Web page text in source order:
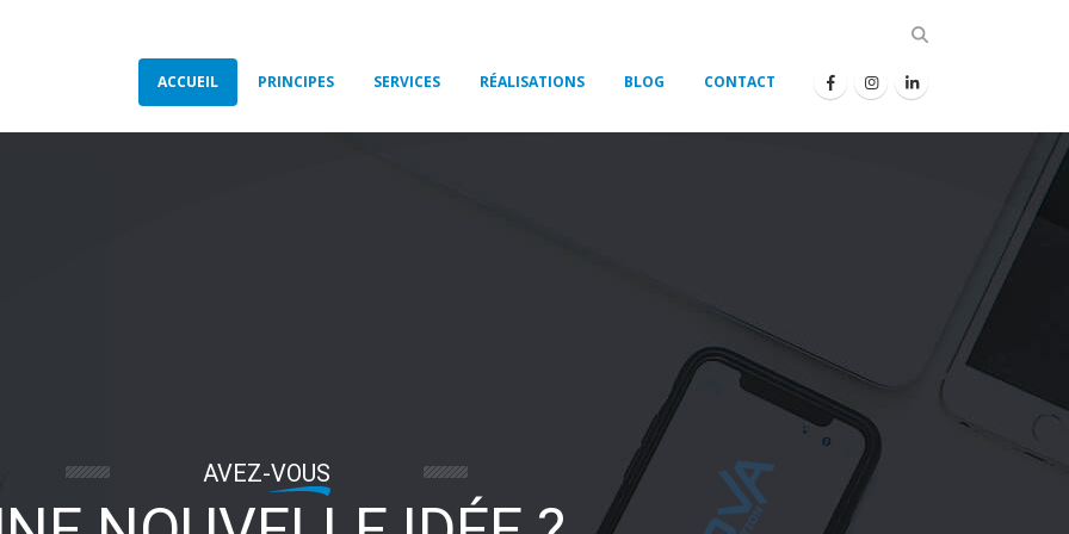
ACCUEIL PRINCIPES SERVICES RÉALISATIONS BLOG CONTACT
AVEZ-VOUS